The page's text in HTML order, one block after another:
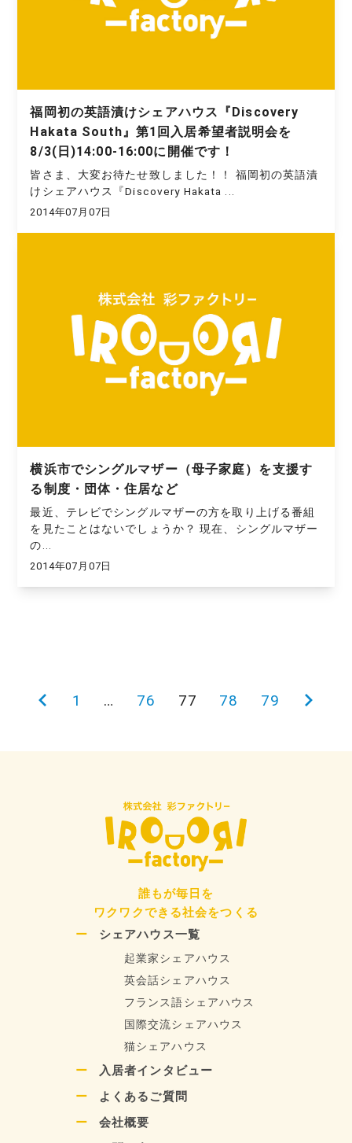
福岡初の英語漬けシェアハウス『Discovery
Hakata South』第1回入居希望者説明会を
8/3(日)14:00-16:00に開催です！
皆さま、大変お待たせ致しました！！ 福岡初の英語漬
けシェアハウス『Discovery Hakata ...
2014年07月07日
横浜市でシングルマザー（母子家庭）を支援す
る制度・団体・住居など
最近、テレビでシングルマザーの方を取り上げる番組
を見たことはないでしょうか？ 現在、シングルマザー
の...
2014年07月07日
前1 … 76 77 78 79
次
誰もが毎日を
ワクワクできる社会をつくる
シェアハウス一覧
起業家シェアハウス
英会話シェアハウス
フランス語シェアハウス
国際交流シェアハウス
猫シェアハウス
入居者インタビュー
よくあるご質問
会社概要